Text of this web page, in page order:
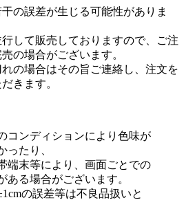
の誤差が生じる可能性がありま
して販売しておりますので、ご注
の場合がございます。
の場合はその旨ご連絡し、注文を
きます。
コンディションにより色味が
ったり、
端末等により、画面ごとでの
ある場合がございます。
の誤差等は不良品扱いと